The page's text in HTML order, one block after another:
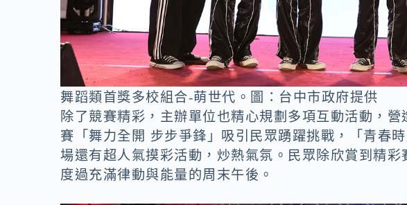
舞蹈類首獎多校組合-萌世代。圖：台中市政府提供
除了競賽精彩，主辦單位也精心規劃多項互動活動，
賽「舞力全開 步步爭鋒」吸引民眾踴躍挑戰，「青春
場還有超人氣摸彩活動，炒熱氣氛。民眾除欣賞到精
度過充滿律動與能量的周末午後。